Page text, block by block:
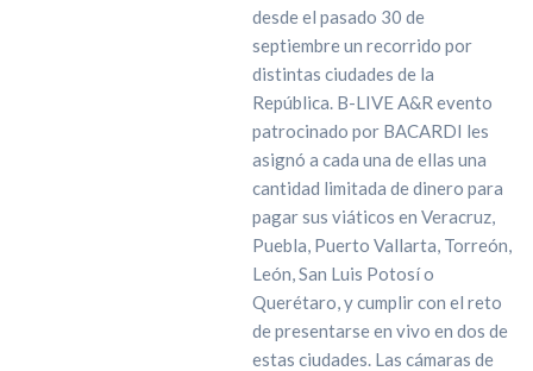
desde el pasado 30 de
septiembre un recorrido por
distintas ciudades de la
República. B-LIVE A&R evento
patrocinado por BACARDI les
asignó a cada una de ellas una
cantidad limitada de dinero para
pagar sus viáticos en Veracruz,
Puebla, Puerto Vallarta, Torreón,
León, San Luis Potosí o
Querétaro, y cumplir con el reto
de presentarse en vivo en dos de
estas ciudades. Las cámaras de